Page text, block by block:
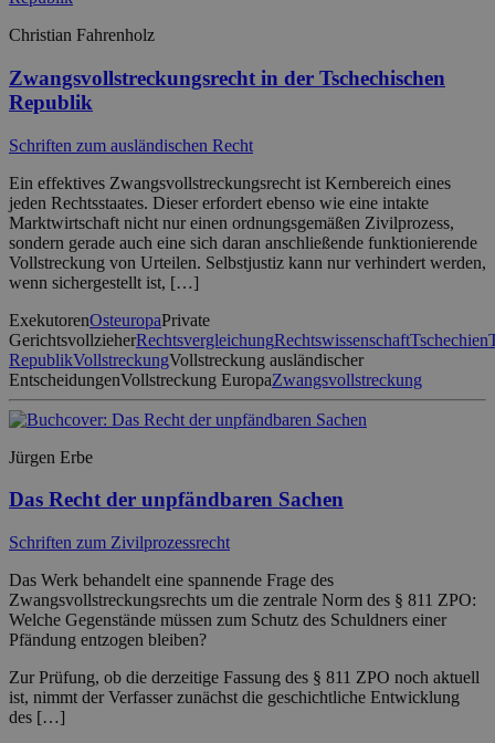
Christian Fahrenholz
Zwangsvollstreckungsrecht in der Tschechischen
Republik
Schriften zum ausländischen Recht
Ein effektives Zwangsvollstreckungsrecht ist Kernbereich eines
jeden Rechtsstaates. Dieser erfordert ebenso wie eine intakte
Marktwirtschaft nicht nur einen ordnungsgemäßen Zivilprozess,
sondern gerade auch eine sich daran anschließende funktionierende
Vollstreckung von Urteilen. Selbstjustiz kann nur verhindert werden,
wenn sichergestellt ist, […]
ExekutorenOsteuropaPrivate
GerichtsvollzieherRechtsvergleichungRechtswissenschaftTschechien
RepublikVollstreckungVollstreckung ausländischer
EntscheidungenVollstreckung EuropaZwangsvollstreckung
Jürgen Erbe
Das Recht der unpfändbaren Sachen
Schriften zum Zivilprozessrecht
Das Werk behandelt eine spannende Frage des
Zwangsvollstreckungsrechts um die zentrale Norm des § 811 ZPO:
Welche Gegenstände müssen zum Schutz des Schuldners einer
Pfändung entzogen bleiben?
Zur Prüfung, ob die derzeitige Fassung des § 811 ZPO noch aktuell
ist, nimmt der Verfasser zunächst die geschichtliche Entwicklung
des […]